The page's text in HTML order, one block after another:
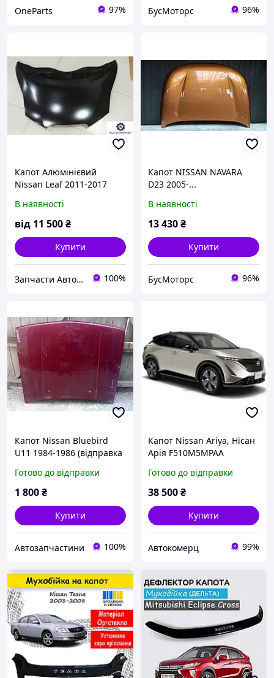
OneParts 97% БусМоторс 96%
Капот Алюмінієвий
Nissan Leaf 2011-2017
В наявності
від 11 500₴
Купити
Запчасти Автомаркет™ 100%
Капот NISSAN NAVARA
D23 2005-...
В наявності
13 430₴
Купити
БусМоторс 96%
Капот Nissan Bluebird
U11 1984-1986 (відправка
Готово до відправки
1 800₴
Купити
Автозапчастини 100%
Капот Nissan Ariya, Нісан
Арія F510M5MPAA
Готово до відправки
38 500₴
Купити
Автокомерц 99%